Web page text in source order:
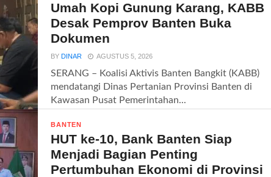
Umah Kopi Gunung Karang, KABB
Desak Pemprov Banten Buka
Dokumen
BYDINAR AGUSTUS 5, 2026
SERANG – Koalisi Aktivis Banten Bangkit (KABB)
mendatangi Dinas Pertanian Provinsi Banten di
Kawasan Pusat Pemerintahan...
BANTEN
HUT ke-10, Bank Banten Siap
Menjadi Bagian Penting
Pertumbuhan Ekonomi di Provinsi